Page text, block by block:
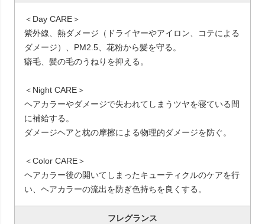
＜Day CARE＞
紫外線、熱ダメージ（ドライヤーやアイロン、コテによる
ダメージ）、PM2.5、花粉から髪を守る。
癖毛、髪の毛のうねりを抑える。
＜Night CARE＞
ヘアカラーやダメージで失われてしまうツヤを寝ている間
に補給する。
ダメージヘアと枕の摩擦による物理的ダメージを防ぐ。
＜Color CARE＞
ヘアカラー後の開いてしまったキューティクルのケアを行
い、ヘアカラーの流出を防ぎ色持ちを良くする。
フレグランス